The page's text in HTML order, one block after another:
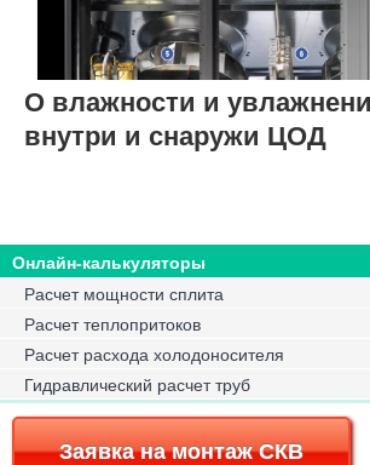
О влажности и
внутри и снаружи ЦОД
Онлайн-калькуляторы
Расчет мощности сплита
Расчет теплопритоков
Расчет расхода холодоносителя
Гидравлический расчет труб
Заявка на монтаж СКВ